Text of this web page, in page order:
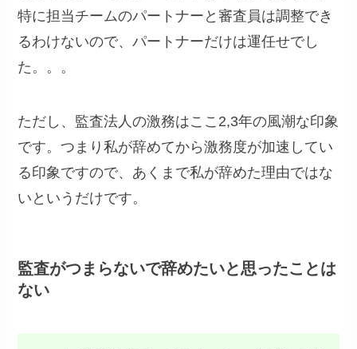
特に担当チームのパートナーと審査員は調整でき
るわけないので、パートナーだけは運任せでし
た。。。
ただし、監査法人の激務はここ2,3年の風潮な印象
です。つまり私が辞めてから激務度が加速してい
る印象ですので、あくまで私が辞めた理由ではな
いというだけです。
監査がつまらないで辞めたいと思ったことは
ない